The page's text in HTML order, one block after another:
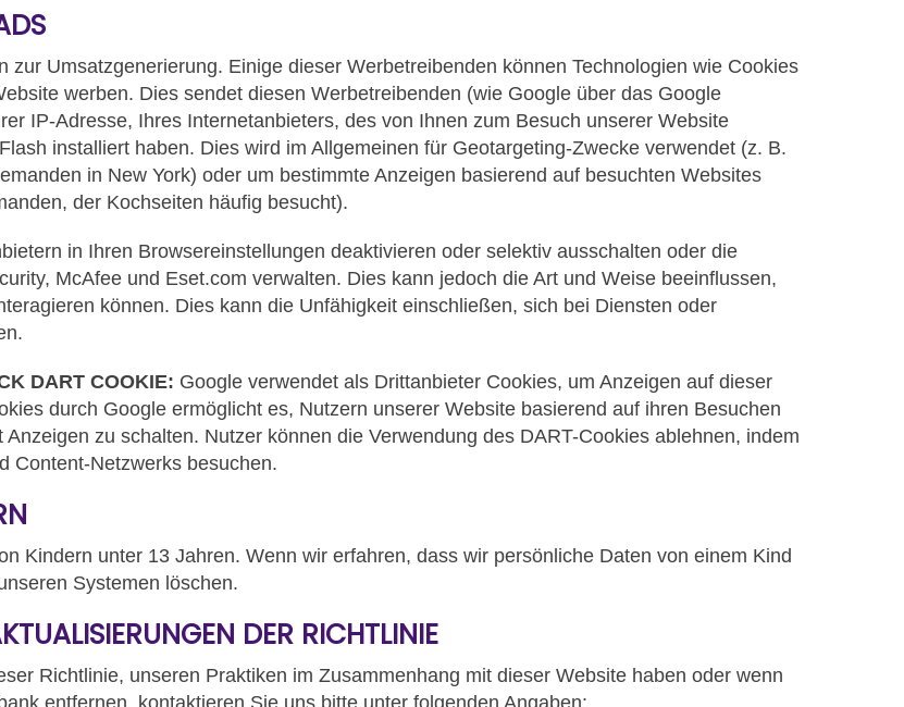
Umsatzgenerierung. Einige dieser Werbetreibenden können Technologien wie Cookies
werben. Dies sendet diesen Werbetreibenden (wie Google über das Google
IP-Adresse, Ihres Internetanbieters, des von Ihnen zum Besuch unserer Website
installiert haben. Dies wird im Allgemeinen für Geotargeting-Zwecke verwendet (z. B.
in New York) oder um bestimmte Anzeigen basierend auf besuchten Websites
der Kochseiten häufig besucht).
in Ihren Browsereinstellungen deaktivieren oder selektiv ausschalten oder die
McAfee und Eset.com verwalten. Dies kann jedoch die Art und Weise beeinflussen,
können. Dies kann die Unfähigkeit einschließen, sich bei Diensten oder
DART COOKIE: Google verwendet als Drittanbieter Cookies, um Anzeigen auf dieser
durch Google ermöglicht es, Nutzern unserer Website basierend auf ihren Besuchen
zu schalten. Nutzer können die Verwendung des DART-Cookies ablehnen, indem
Content-Netzwerks besuchen.
Kindern unter 13 Jahren. Wenn wir erfahren, dass wir persönliche Daten von einem Kind
Systemen löschen.
DER RICHTLINIE
Richtlinie, unseren Praktiken im Zusammenhang mit dieser Website haben oder wenn
entfernen, kontaktieren Sie uns bitte unter folgenden Angaben: